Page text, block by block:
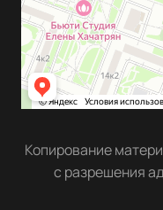
Копирование
с разрешения